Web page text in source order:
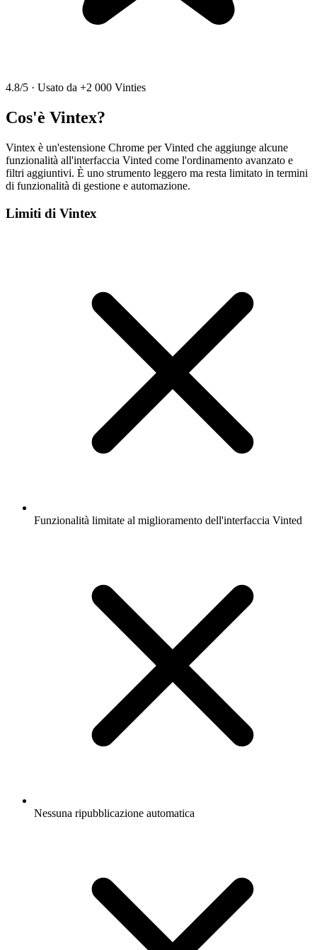
4.8/5 · Usato da +2 000 Vinties
Cos'è Vintex?
Vintex è un'estensione Chrome per Vinted che aggiunge alcune
funzionalità all'interfaccia Vinted come l'ordinamento avanzato e
filtri aggiuntivi. È uno strumento leggero ma resta limitato in termini
di funzionalità di gestione e automazione.
Limiti di Vintex
Funzionalità limitate al miglioramento dell'interfaccia Vinted
Nessuna ripubblicazione automatica